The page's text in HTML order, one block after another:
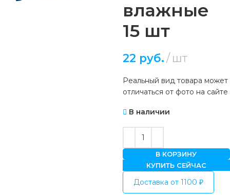
влажные
15 шт
22 руб. шт
Реальный вид товара может
отличаться от фото на сайте
В наличии
В КОРЗИНУ
КУПИТЬ СЕЙЧАС
Доставка от 1100 ₽